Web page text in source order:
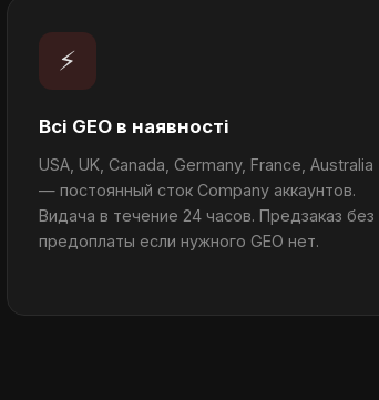
⚡
Всі GEO в наявності
USA, UK, Canada, Germany, France, Australia
— постоянный сток Company аккаунтов.
Видача в течение 24 часов. Предзаказ без
предоплаты если нужного GEO нет.